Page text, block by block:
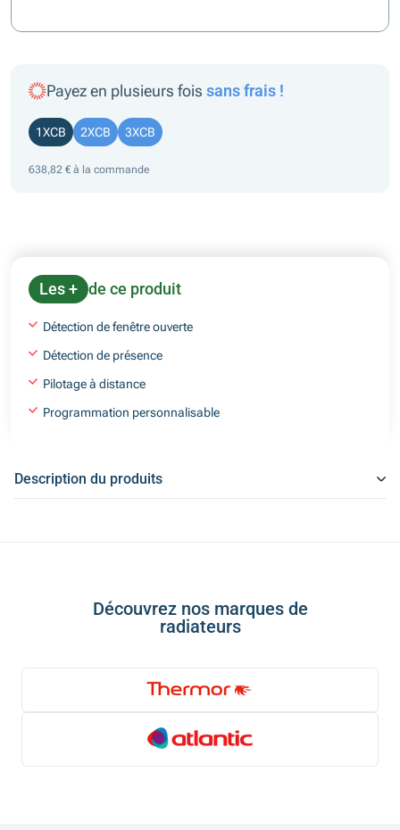
Payez en plusieurs fois sans frais !
1XCB 2XCB 3XCB
638,82 € à la commande
Les + de ce produit
Détection de fenêtre ouverte
Détection de présence
Pilotage à distance
Programmation personnalisable
Description du produits
Découvrez nos marques de
radiateurs